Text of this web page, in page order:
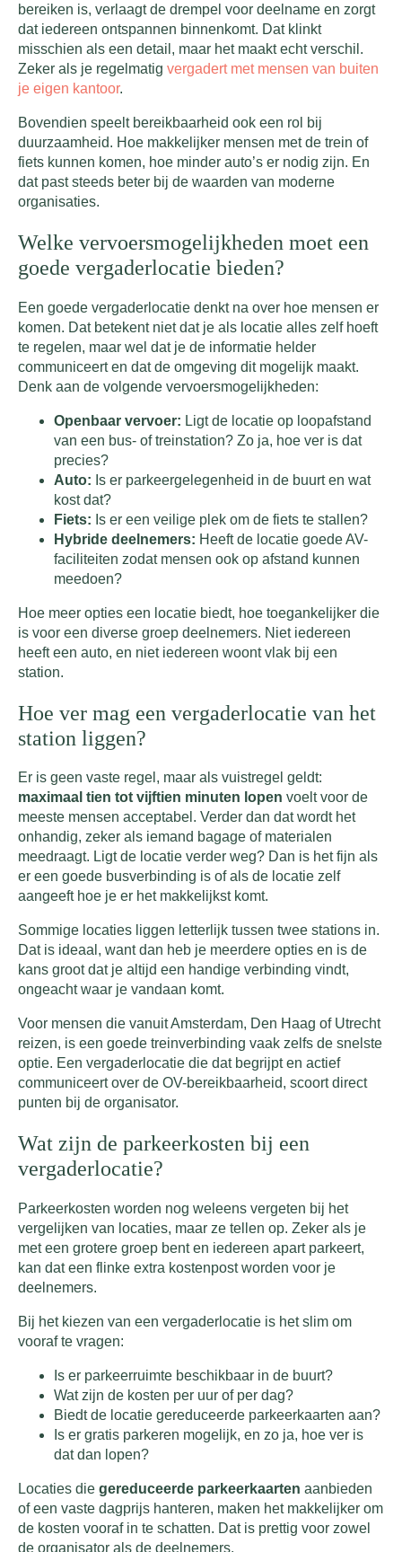
bereiken is, verlaagt de drempel voor deelname en zorgt
dat iedereen ontspannen binnenkomt. Dat klinkt
misschien als een detail, maar het maakt echt verschil.
Zeker als je regelmatig vergadert met mensen van buiten
je eigen kantoor.
Bovendien speelt bereikbaarheid ook een rol bij
duurzaamheid. Hoe makkelijker mensen met de trein of
fiets kunnen komen, hoe minder auto’s er nodig zijn. En
dat past steeds beter bij de waarden van moderne
organisaties.
Welke vervoersmogelijkheden moet een
goede vergaderlocatie bieden?
Een goede vergaderlocatie denkt na over hoe mensen er
komen. Dat betekent niet dat je als locatie alles zelf hoeft
te regelen, maar wel dat je de informatie helder
communiceert en dat de omgeving dit mogelijk maakt.
Denk aan de volgende vervoersmogelijkheden:
Openbaar vervoer: Ligt de locatie op loopafstand
van een bus- of treinstation? Zo ja, hoe ver is dat
precies?
Auto: Is er parkeergelegenheid in de buurt en wat
kost dat?
Fiets: Is er een veilige plek om de fiets te stallen?
Hybride deelnemers: Heeft de locatie goede AV-
faciliteiten zodat mensen ook op afstand kunnen
meedoen?
Hoe meer opties een locatie biedt, hoe toegankelijker die
is voor een diverse groep deelnemers. Niet iedereen
heeft een auto, en niet iedereen woont vlak bij een
station.
Hoe ver mag een vergaderlocatie van het
station liggen?
Er is geen vaste regel, maar als vuistregel geldt:
maximaal tien tot vijftien minuten lopen voelt voor de
meeste mensen acceptabel. Verder dan dat wordt het
onhandig, zeker als iemand bagage of materialen
meedraagt. Ligt de locatie verder weg? Dan is het fijn als
er een goede busverbinding is of als de locatie zelf
aangeeft hoe je er het makkelijkst komt.
Sommige locaties liggen letterlijk tussen twee stations in.
Dat is ideaal, want dan heb je meerdere opties en is de
kans groot dat je altijd een handige verbinding vindt,
ongeacht waar je vandaan komt.
Voor mensen die vanuit Amsterdam, Den Haag of Utrecht
reizen, is een goede treinverbinding vaak zelfs de snelste
optie. Een vergaderlocatie die dat begrijpt en actief
communiceert over de OV-bereikbaarheid, scoort direct
punten bij de organisator.
Wat zijn de parkeerkosten bij een
vergaderlocatie?
Parkeerkosten worden nog weleens vergeten bij het
vergelijken van locaties, maar ze tellen op. Zeker als je
met een grotere groep bent en iedereen apart parkeert,
kan dat een flinke extra kostenpost worden voor je
deelnemers.
Bij het kiezen van een vergaderlocatie is het slim om
vooraf te vragen:
Is er parkeerruimte beschikbaar in de buurt?
Wat zijn de kosten per uur of per dag?
Biedt de locatie gereduceerde parkeerkaarten aan?
Is er gratis parkeren mogelijk, en zo ja, hoe ver is
dat dan lopen?
Locaties die gereduceerde parkeerkaarten aanbieden
of een vaste dagprijs hanteren, maken het makkelijker om
de kosten vooraf in te schatten. Dat is prettig voor zowel
de organisator als de deelnemers.